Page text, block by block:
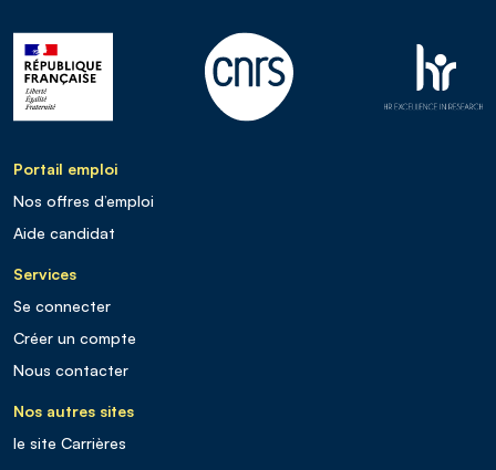
Portail emploi
Nos offres d’emploi
Aide candidat
Services
Se connecter
Créer un compte
Nous contacter
Nos autres sites
le site Carrières